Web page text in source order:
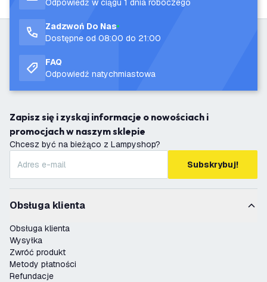
Odpowiedź w ciągu 1 dnia roboczego
Zadzwoń Do Nas
Dostępne od 08:00 do 21:00
FAQ
Odpowiedź natychmiastowa
Zapisz się i zyskaj informacje o nowościach i
promocjach w naszym sklepie
Chcesz być na bieżąco z Lampyshop?
Subskrybuj!
Obsługa klienta
Obsługa klienta
Wysyłka
Zwróć produkt
Metody płatności
Refundacje